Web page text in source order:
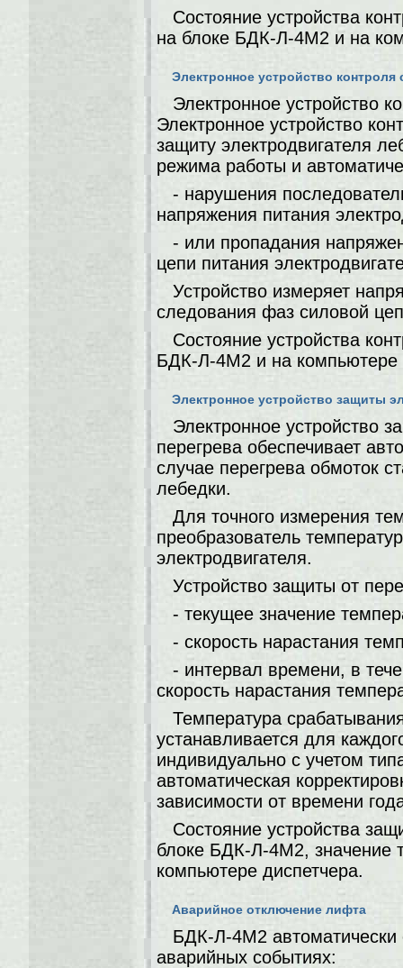
Состояние устройства
на блоке БДК-Л-4М2 и на
Электронное устройство контроля
Электронное устройство
Электронное устройство
защиту электродвигателя
режима работы и
- нарушения
напряжения питания
- или пропадания
цепи питания
Устройство измеряет
следования фаз силовой
Состояние устройства
БДК-Л-4М2 и на компьютере
Электронное устройство защиты
Электронное устройство
перегрева обеспечивает
случае перегрева обмоток
лебедки.
Для точного измерения
преобразователь
электродвигателя.
Устройство защиты от
- текущее значение
- скорость нарастания
- интервал времени, в
скорость нарастания
Температура
устанавливается для
индивидуально с учетом
автоматическая
зависимости от времени
Состояние устройства
блоке БДК-Л-4М2, значение
компьютере диспетчера.
Аварийное отключение лифта
БДК-Л-4М2
аварийных событиях: